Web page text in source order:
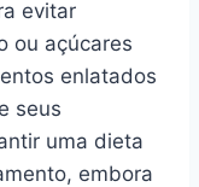
evitar
ou açúcares
enlatados
seus
uma dieta
embora